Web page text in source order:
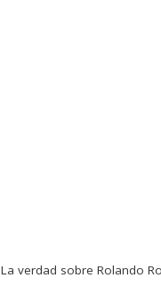
La verdad sobre Rolando